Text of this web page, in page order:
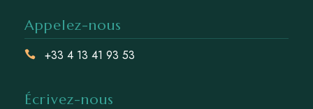
Appelez-nous
+33 4 13 41 93 53
Écrivez-nous